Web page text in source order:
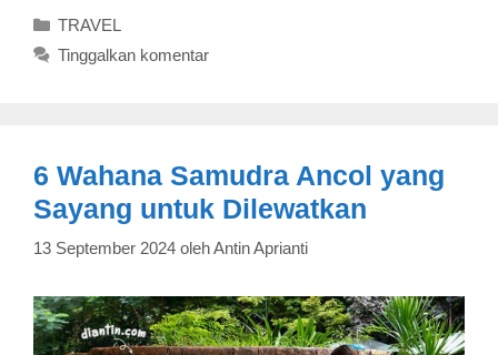
Kategori
TRAVEL
Tinggalkan komentar
6 Wahana Samudra Ancol yang
Sayang untuk Dilewatkan
13 September 2024 olehAntin Aprianti